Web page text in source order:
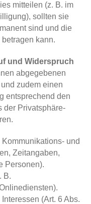
mitteilen (z. B. im
sollten sie
sind und die
kann.
und Widerspruch
abgegebenen
zudem einen
entsprechend den
der Privatsphäre-
Kommunikations- und
Zeitangaben,
Personen).
B.
(Art. 6 Abs.